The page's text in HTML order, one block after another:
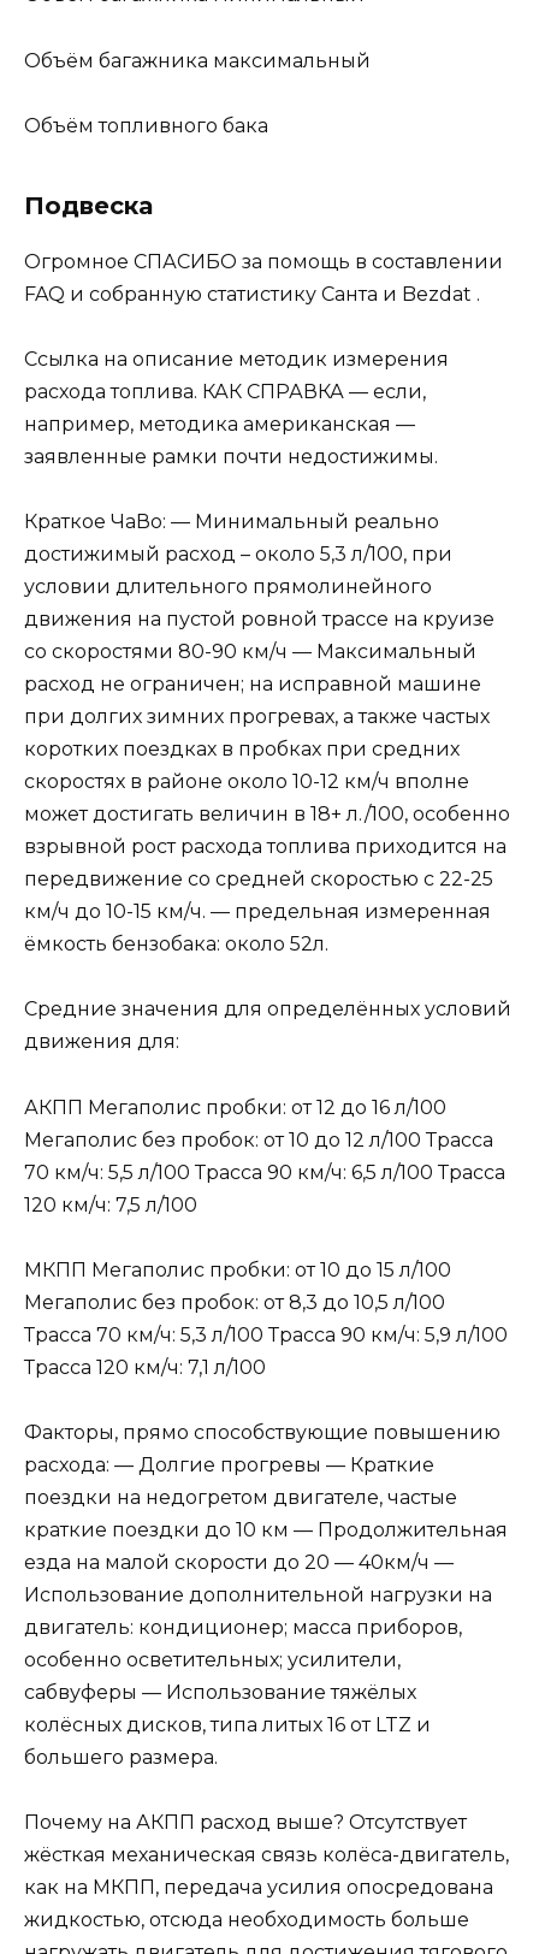
Объём багажника максимальный
Объём топливного бака
Подвеска
Огромное СПАСИБО за помощь в составлении
FAQ и собранную статистику Санта и Bezdat .
Ссылка на описание методик измерения
расхода топлива. КАК СПРАВКА — если,
например, методика американская —
заявленные рамки почти недостижимы.
Краткое ЧаВо: — Минимальный реально
достижимый расход – около 5,3 л/100, при
условии длительного прямолинейного
движения на пустой ровной трассе на круизе
со скоростями 80-90 км/ч — Максимальный
расход не ограничен; на исправной машине
при долгих зимних прогревах, а также частых
коротких поездках в пробках при средних
скоростях в районе около 10-12 км/ч вполне
может достигать величин в 18+ л./100, особенно
взрывной рост расхода топлива приходится на
передвижение со средней скоростью с 22-25
км/ч до 10-15 км/ч. — предельная измеренная
ёмкость бензобака: около 52л.
Средние значения для определённых условий
движения для:
АКПП Мегаполис пробки: от 12 до 16 л/100
Мегаполис без пробок: от 10 до 12 л/100 Трасса
70 км/ч: 5,5 л/100 Трасса 90 км/ч: 6,5 л/100 Трасса
120 км/ч: 7,5 л/100
МКПП Мегаполис пробки: от 10 до 15 л/100
Мегаполис без пробок: от 8,3 до 10,5 л/100
Трасса 70 км/ч: 5,3 л/100 Трасса 90 км/ч: 5,9 л/100
Трасса 120 км/ч: 7,1 л/100
Факторы, прямо способствующие повышению
расхода: — Долгие прогревы — Краткие
поездки на недогретом двигателе, частые
краткие поездки до 10 км — Продолжительная
езда на малой скорости до 20 — 40км/ч —
Использование дополнительной нагрузки на
двигатель: кондиционер; масса приборов,
особенно осветительных; усилители,
сабвуферы — Использование тяжёлых
колёсных дисков, типа литых 16 от LTZ и
большего размера.
Почему на АКПП расход выше? Отсутствует
жёсткая механическая связь колёса-двигатель,
как на МКПП, передача усилия опосредована
жидкостью, отсюда необходимость больше